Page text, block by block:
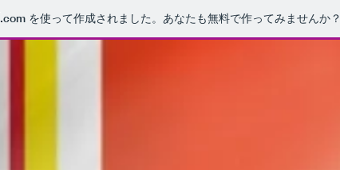
.com を使って作成されました。あなたも無料で作ってみませんか？